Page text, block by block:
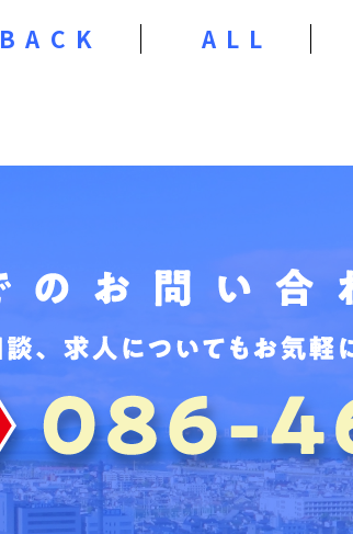
BACK ALL